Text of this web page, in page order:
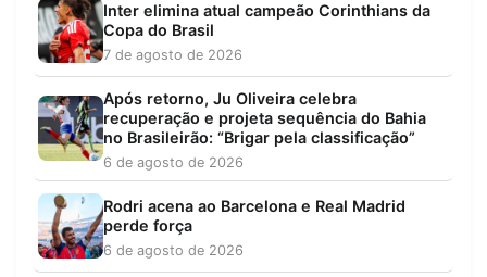
Inter elimina atual campeão Corinthians da
Copa do Brasil
7 de agosto de 2026
Após retorno, Ju Oliveira celebra
recuperação e projeta sequência do Bahia
no Brasileirão: “Brigar pela classificação”
6 de agosto de 2026
Rodri acena ao Barcelona e Real Madrid
perde força
6 de agosto de 2026